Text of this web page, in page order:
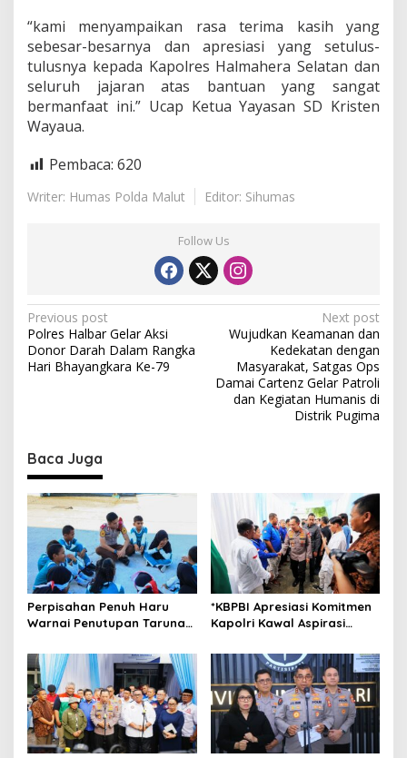
“kami menyampaikan rasa terima kasih yang
sebesar-besarnya dan apresiasi yang setulus-
tulusnya kepada Kapolres Halmahera Selatan dan
seluruh jajaran atas bantuan yang sangat
bermanfaat ini.” Ucap Ketua Yayasan SD Kristen
Wayaua.
Pembaca: 620
Writer: Humas Polda Malut Editor: Sihumas
Follow Us
P
o
s
a
v
i
g
a
t
i
o
n
Previous post
Polres Halbar Gelar Aksi
Donor Darah Dalam Rangka
Hari Bhayangkara Ke-79
Next post
Wujudkan Keamanan dan
Kedekatan dengan
Masyarakat, Satgas Ops
Damai Cartenz Gelar Patroli
dan Kegiatan Humanis di
Distrik Pugima
Baca Juga
Perpisahan Penuh Haru
Warnai Penutupan Taruna
Kepulauan
*KBPBI Apresiasi Komitmen
Kapolri Kawal Aspirasi
Ketenagakerjaan*